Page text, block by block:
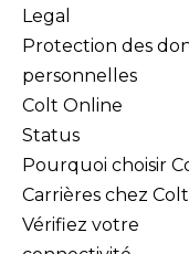
Legal
Protection des
personnelles
Colt Online
Status
Pourquoi choisir
Carrières chez Colt
Vérifiez votre